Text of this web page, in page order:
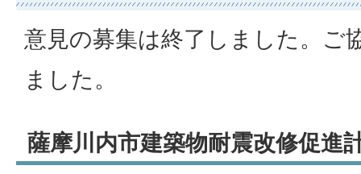
意見の募集は終了しました。ご
ました。
薩摩川内市建築物耐震改修促進